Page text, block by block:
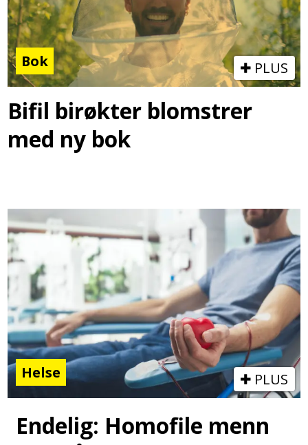
Bok PLUS
Bifil birøkter blomstrer
med ny bok
Helse PLUS
Endelig: Homofile menn